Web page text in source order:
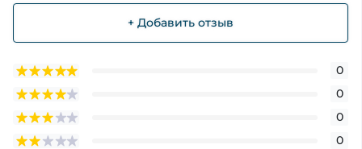
+ Добавить отзыв
0
0
0
0